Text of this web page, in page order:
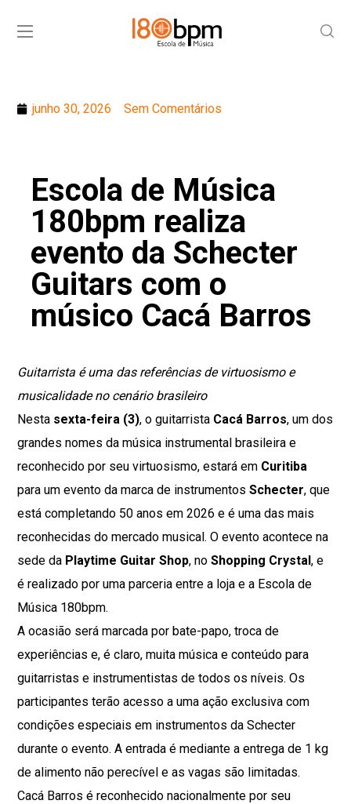
junho 30, 2026 Sem Comentários
Escola de Música
180bpm realiza
evento da Schecter
Guitars com o
músico Cacá Barros
Guitarrista é uma das referências de virtuosismo e
musicalidade no cenário brasileiro
Nesta sexta-feira (3), o guitarrista Cacá Barros, um dos
grandes nomes da música instrumental brasileira e
reconhecido por seu virtuosismo, estará em Curitiba
para um evento da marca de instrumentosSchecter, que
está completando 50 anos em 2026 e é uma das mais
reconhecidas do mercado musical. O evento acontece na
sede da Playtime Guitar Shop, noShopping Crystal, e
é realizado por uma parceria entre a loja e a Escola de
Música 180bpm.
A ocasião será marcada por bate-papo, troca de
experiências e, é claro, muita música e conteúdo para
guitarristas e instrumentistas de todos os níveis. Os
participantes terão acesso a uma ação exclusiva com
condições especiais em instrumentos da Schecter
durante o evento. A entrada é mediante a entrega de 1 kg
de alimento não perecível e as vagas são limitadas.
Cacá Barros é reconhecido nacionalmente por seu